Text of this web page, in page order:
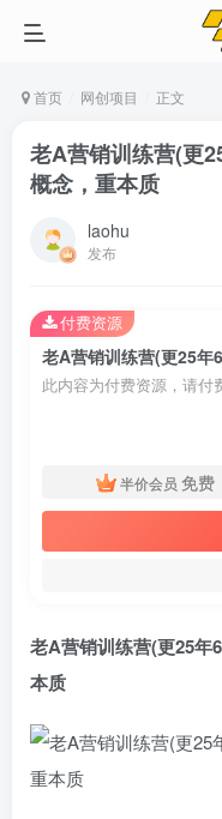
首页 网创项目 正文
老A营销训练营(更
概念，重本质
laohu
发布
此内容为付费资源，请付
半价会员 免费
付费资源
老A营销训练营(更25年
本质